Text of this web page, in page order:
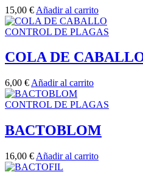
15,00 € Añadir al carrito
CONTROL DE PLAGAS
COLA DE
6,00 € Añadir al carrito
CONTROL DE PLAGAS
BACTOBLOM
16,00 € Añadir al carrito